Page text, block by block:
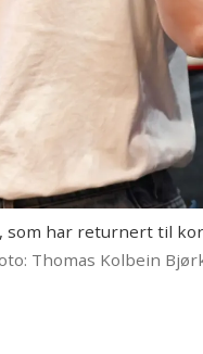
som har returnert til
Thomas Kolbein